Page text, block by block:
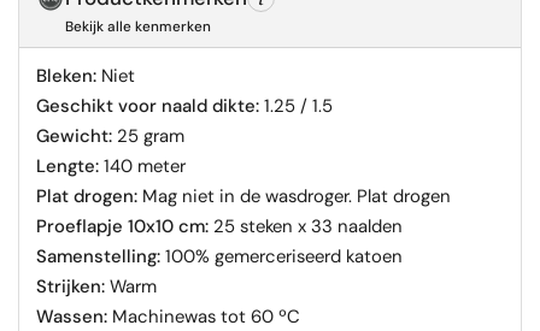
Bekijk alle kenmerken
Bleken:Niet
Geschikt voor naald dikte:1.25 / 1.5
Gewicht:25 gram
Lengte:140 meter
Plat drogen:Mag niet in de wasdroger. Plat drogen
Proeflapje 10x10 cm:25 steken x 33 naalden
Samenstelling:100% gemerceriseerd katoen
Strijken:Warm
Wassen:Machinewas tot 60 ºC